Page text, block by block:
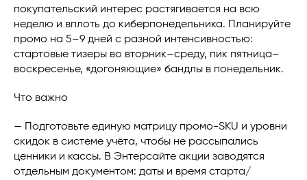
покупательский интерес растягивается на всю
неделю и вплоть до киберпонедельника. Планируйте
промо на 5–9 дней с разной интенсивностью:
стартовые тизеры во вторник–среду, пик пятница–
воскресенье, «догоняющие» бандлы в понедельник.
Что важно
— Подготовьте единую матрицу промо-SKU и уровни
скидок в системе учёта, чтобы не рассыпались
ценники и кассы. В Энтерсайте акции заводятся
отдельным документом: даты и время старта/